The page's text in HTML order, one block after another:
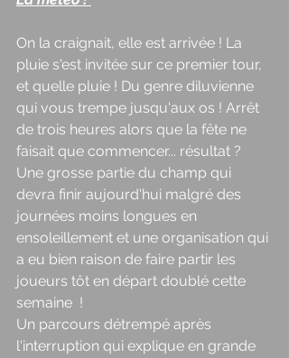
On la craignait, elle est arrivée ! La
pluie s'est invitée sur ce premier tour,
et quelle pluie ! Du genre diluvienne
qui vous trempe jusqu'aux os ! Arrêt
de trois heures alors que la fête ne
faisait que commencer... résultat ?
Une grosse partie du champ qui
devra finir aujourd'hui malgré des
journées moins longues en
ensoleillement et une organisation qui
a eu bien raison de faire partir les
joueurs tôt en départ doublé cette
semaine  !
Un parcours détrempé après
l'interruption qui explique en grande